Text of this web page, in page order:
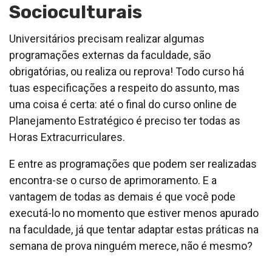
Socioculturais
Universitários precisam realizar algumas
programações externas da faculdade, são
obrigatórias, ou realiza ou reprova! Todo curso há
tuas especificações a respeito do assunto, mas
uma coisa é certa: até o final do curso online de
Planejamento Estratégico é preciso ter todas as
Horas Extracurriculares.
E entre as programações que podem ser realizadas
encontra-se o curso de aprimoramento. E a
vantagem de todas as demais é que você pode
executá-lo no momento que estiver menos apurado
na faculdade, já que tentar adaptar estas práticas na
semana de prova ninguém merece, não é mesmo?